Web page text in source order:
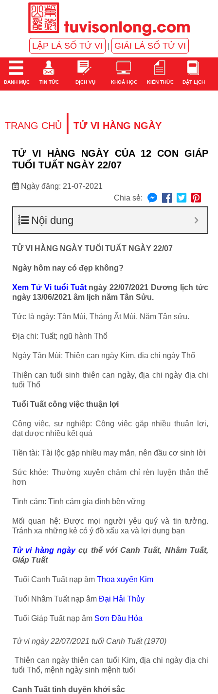
LẬP LÁ SỐ TỬ VI GIẢI LÁ SỐ TỬ VI
DANH MỤC TIN TỨC DỊCH VỤ KHOÁ HỌC KIẾN THỨC ĐẶT LỊCH
TRANG CHỦ | TỬ VI HÀNG NGÀY
TỬ VI HÀNG NGÀY CỦA 12 CON GIÁP
TUỔI TUẤT NGÀY 22/07
Ngày đăng: 21-07-2021
Chia sẻ:
Nội dung
TỬ VI HÀNG NGÀY TUỔI TUẤT NGÀY 22/07
Ngày hôm nay có đẹp không?
Xem Tử Vi tuổi Tuấtngày 22/07/2021 Dương lịch tức
ngày 13/06/2021 âm lịch năm Tân Sửu.
Tức là ngày: Tân Mùi, Tháng Ất Mùi, Năm Tân sửu.
Địa chi: Tuất; ngũ hành Thổ
Ngày Tân Mùi: Thiên can ngày Kim, địa chi ngày Thổ
Thiên can tuổi sinh thiên can ngày, địa chi ngày địa chi
tuổi Thổ
Tuổi Tuất công việc thuận lợi
Công việc, sự nghiệp: Công việc gặp nhiều thuận lợi,
đạt được nhiều kết quả
Tiền tài: Tài lộc gặp nhiều may mắn, nên đầu cơ sinh lời
Sức khỏe: Thường xuyên chăm chỉ rèn luyện thân thể
hơn
Tình cảm: Tình cảm gia đình bền vững
Mối quan hệ: Được mọi người yêu quý và tin tưởng.
Tránh xa những kẻ có ý đồ xấu xa và lợi dụng bạn
Tử vi hàng ngàycụ thể với Canh Tuất, Nhâm Tuất,
Giáp Tuất
Tuổi Canh Tuất nạp âm Thoa xuyến Kim
Tuổi Nhâm Tuất nạp âm Đại Hải Thủy
Tuổi Giáp Tuất nạp âm Sơn Đầu Hỏa
Tử vi ngày 22/07/2021 tuổi Canh Tuất (1970)
Thiên can ngày thiên can tuổi Kim, địa chi ngày địa chi
tuổi Thổ, mệnh ngày sinh mệnh tuổi
Canh Tuất tình duyên khởi sắc